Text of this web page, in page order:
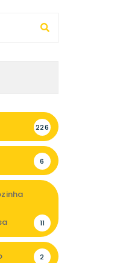
226
6
11
2